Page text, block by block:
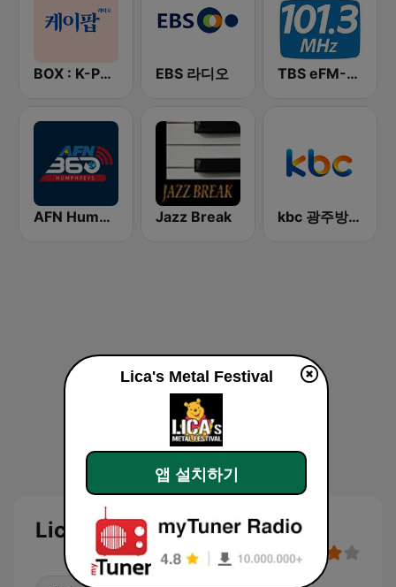
BOX : K-POP 케이팝 EBS 라디오 TBS eFM-교통방송 영어전문 라디오
AFN Humphreys (Korea Only) Jazz Break kbc 광주방송 MyFM
Lica's Metal Festival 생방송
Lica's Metal Festival
앱 설치하기